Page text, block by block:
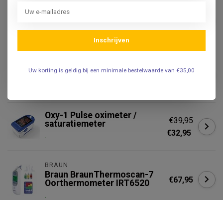
Hartmann - 128, 256 of 512
Bloedsuikermeter
€16,95
Oxy-1 Pulse oximeter /
saturatiemeter
.
€39,95
€32,95
BRAUN
Braun BraunThermoscan-7
Oorthermometer IRT6520
.
€67,95
Inschrijven
Uw korting is geldig bij een minimale bestelwaarde van €35,00